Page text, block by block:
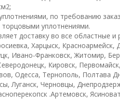
по требованию
уплотнениями.
доставку во все областные и
Харцыск, Красноармейск,
Ивано-Франковск, Житомир,
Кировск,
Одесса, Тернополь, Полтава
Луганск, Черновцы,
.Артемовск,